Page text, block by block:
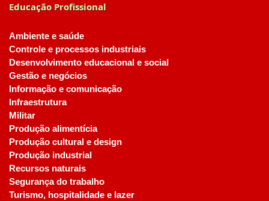
Educação Profissional
Ambiente e saúde
Controle e processos industriais
Desenvolvimento educacional e social
Gestão e negócios
Informação e comunicação
Infraestrutura
Militar
Produção alimentícia
Produção cultural e design
Produção industrial
Recursos naturais
Segurança do trabalho
Turismo, hospitalidade e lazer